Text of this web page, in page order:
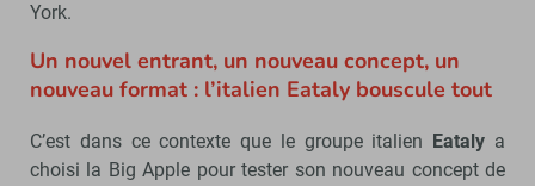
York.
Un nouvel entrant, un nouveau concept, un
nouveau format : l’italien Eataly bouscule tout
C’est dans ce contexte que le groupe italien Eataly a
choisi la Big Apple pour tester son nouveau concept de